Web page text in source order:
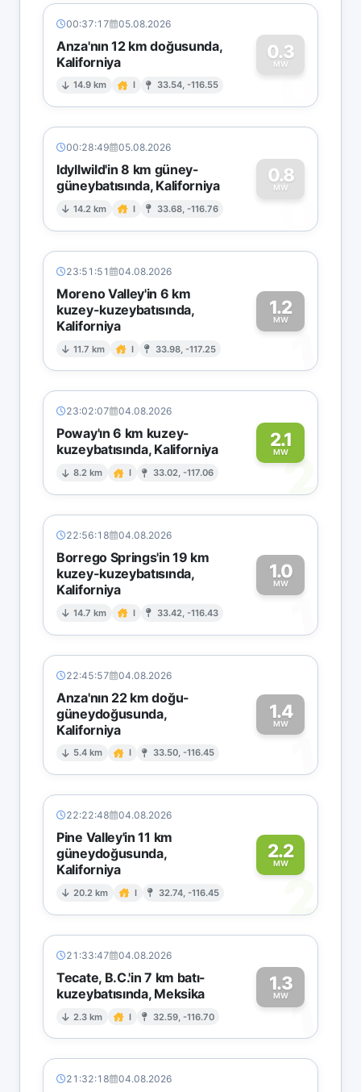
00:37:17 05.08.2026
Anza'nın 12 km doğusunda,
Kaliforniya
14.9 km I 33.54, -116.55
0.3
MW
0
00:28:49 05.08.2026
Idyllwild'in 8 km güney-
güneybatısında, Kaliforniya
14.2 km I 33.68, -116.76
0.8
MW
0
23:51:51 04.08.2026
Moreno Valley'in 6 km
kuzey-kuzeybatısında,
Kaliforniya
11.7 km I 33.98, -117.25
1.2
MW
1
23:02:07 04.08.2026
Poway'ın 6 km kuzey-
kuzeybatısında, Kaliforniya
8.2 km I 33.02, -117.06
2.1
MW2
22:56:18 04.08.2026
Borrego Springs'in 19 km
kuzey-kuzeybatısında,
Kaliforniya
14.7 km I 33.42, -116.43
1.0
MW
1
22:45:57 04.08.2026
Anza'nın 22 km doğu-
güneydoğusunda,
Kaliforniya
5.4 km I 33.50, -116.45
1.4
MW
1
22:22:48 04.08.2026
Pine Valley'in 11 km
güneydoğusunda,
Kaliforniya
20.2 km I 32.74, -116.45
2.2
MW
2
21:33:47 04.08.2026
Tecate, B.C.'in 7 km batı-
kuzeybatısında, Meksika
2.3 km I 32.59, -116.70
1.3
MW1
21:32:18 04.08.2026